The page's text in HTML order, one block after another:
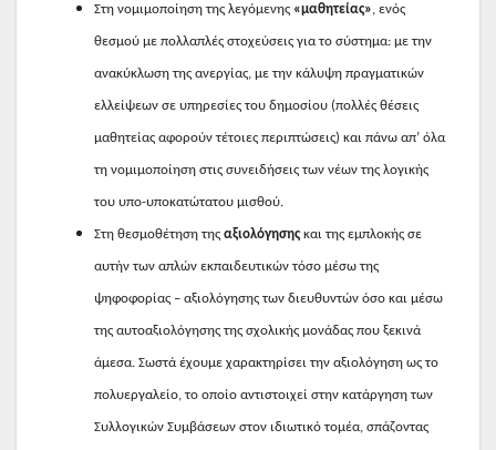
Στη νομιμοποίηση της λεγόμενης «μαθητείας», ενός
θεσμού με πολλαπλές στοχεύσεις για το σύστημα: με την
ανακύκλωση της ανεργίας, με την κάλυψη πραγματικών
ελλείψεων σε υπηρεσίες του δημοσίου (πολλές θέσεις
μαθητείας αφορούν τέτοιες περιπτώσεις) και πάνω απ’ όλα
τη νομιμοποίηση στις συνειδήσεις των νέων της λογικής
του υπο-υποκατώτατου μισθού.
Στη θεσμοθέτηση της αξιολόγησης και της εμπλοκής σε
αυτήν των απλών εκπαιδευτικών τόσο μέσω της
ψηφοφορίας – αξιολόγησης των διευθυντών όσο και μέσω
της αυτοαξιολόγησης της σχολικής μονάδας που ξεκινά
άμεσα. Σωστά έχουμε χαρακτηρίσει την αξιολόγηση ως το
πολυεργαλείο, το οποίο αντιστοιχεί στην κατάργηση των
Συλλογικών Συμβάσεων στον ιδιωτικό τομέα, σπάζοντας